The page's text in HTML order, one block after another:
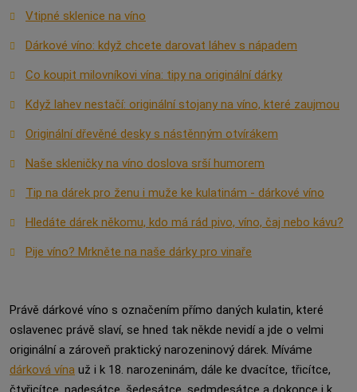
Vtipné sklenice na víno
Dárkové víno: když chcete darovat láhev s nápadem
Co koupit milovníkovi vína: tipy na originální dárky
Když lahev nestačí: originální stojany na víno, které zaujmou
Originální dřevěné desky s nástěnným otvírákem
Naše skleničky na víno doslova srší humorem
Tip na dárek pro ženu i muže ke kulatinám - dárkové víno
Hledáte dárek někomu, kdo má rád pivo, víno, čaj nebo kávu?
Pije víno? Mrkněte na naše dárky pro vinaře
Právě dárkové víno s označením přímo daných kulatin, které
oslavenec právě slaví, se hned tak někde nevidí a jde o velmi
originální a zároveň praktický narozeninový dárek. Míváme
dárková vína už i k 18. narozeninám, dále ke dvacítce, třicítce,